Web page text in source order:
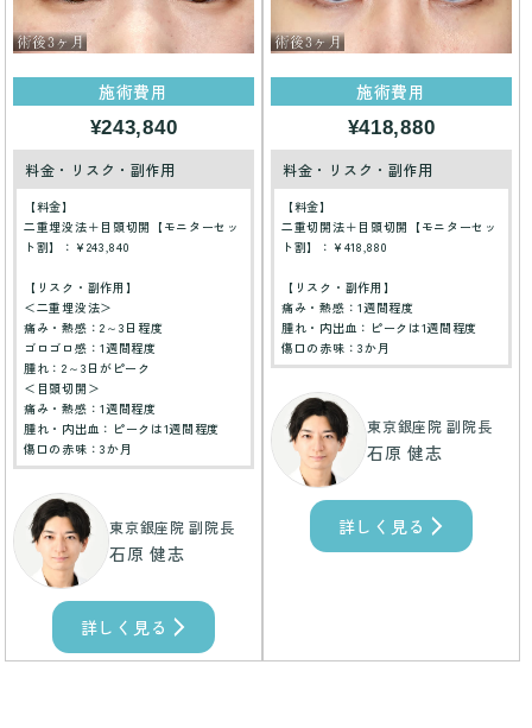
施術費用
¥243,840
料金・リスク・副作用
【料金】
二重埋没法＋目頭切開【モニターセッ
ト割】：¥243,840
【リスク・副作用】
＜二重埋没法＞
痛み・熱感：2～3日程度
ゴロゴロ感：1週間程度
腫れ：2～3日がピーク
＜目頭切開＞
痛み・熱感：1週間程度
腫れ・内出血：ピークは1週間程度
傷口の赤味：3か月
東京銀座院 副院長
石原 健志
詳しく見る
施術費用
¥418,880
料金・リスク・副作用
【料金】
二重切開法＋目頭切開【モニターセッ
ト割】：¥418,880
【リスク・副作用】
痛み・熱感：1週間程度
腫れ・内出血：ピークは1週間程度
傷口の赤味：3か月
東京銀座院 副院長
石原 健志
詳しく見る